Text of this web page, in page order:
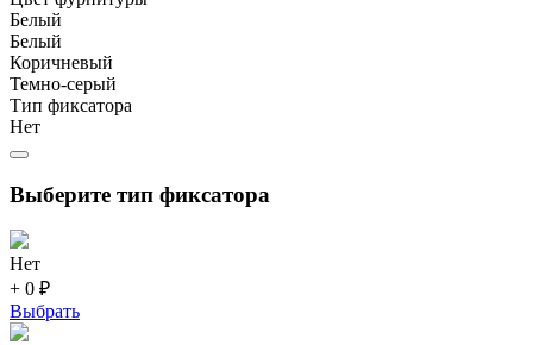
Белый
Белый
Коричневый
Темно-серый
Тип фиксатора
Нет
Выберите тип фиксатора
Нет
+ 0 ₽
Выбрать